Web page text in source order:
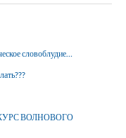
словоблудие…
ВОЛНОВОГО